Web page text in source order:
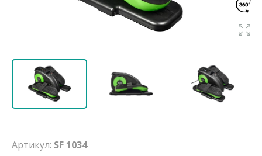
Артикул: SF 1034